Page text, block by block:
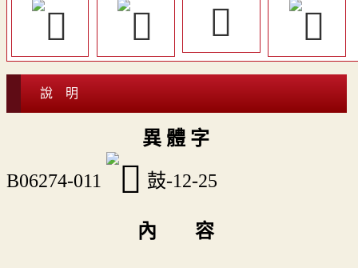
𥀽
說 明
異 體 字
B06274-011 鼓-12-25
內 容